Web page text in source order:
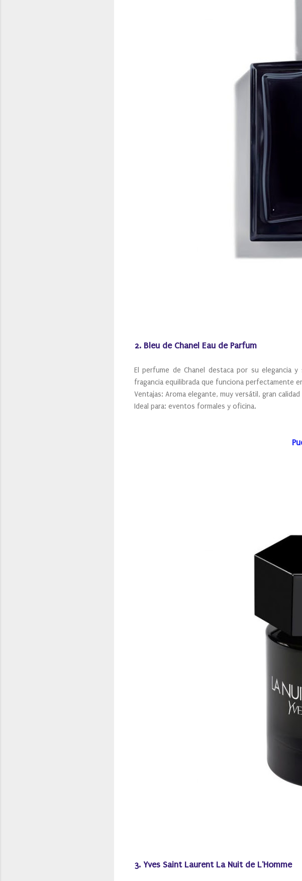
2. Bleu de Chanel Eau de Parfum
El perfume de Chanel destaca por su elegancia
fragancia equilibrada que funciona perfectamente
Ventajas: Aroma elegante, muy versátil, gran
Ideal para: eventos formales y oficina.
3. Yves Saint Laurent La Nuit de L'Homme